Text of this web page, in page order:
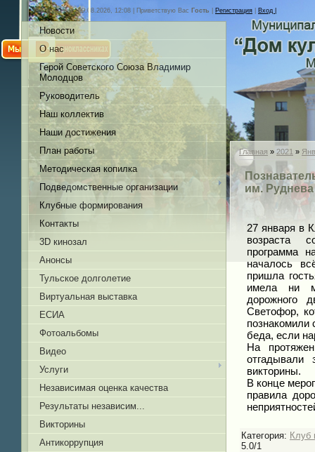
Воскресенье, 09.08.2026, 12:08 | Приветствую Вас Гость Регистрация Вход |
Новости
О нас
Герой Советского Союза Владимир
Молодцов
Руководитель
Наш коллектив
Наши достижения
План работы
Методическая копилка
Подведомственные организации
Клубные формирования
Контакты
3D кинозал
Анонсы
Тульское долголетие
Виртуальная выставка
ЕСИА
Фотоальбомы
Видео
Услуги
Независимая оценка качества
Результаты независим...
Викторины
Антикоррупция
Главная » 2021 »
им. Руднева
27 января в
возраста
программа
началось
пришла
имела ни
дорожного
Светофор,
беда, если
На
отгадывали
викторины.
В конце
правила
Категория: Клуб
5.0/1